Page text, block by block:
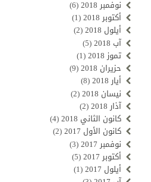
نوفمبر 2018
(6)
أكتوبر 2018
(1)
أيلول 2018
(2)
آب 2018
(5)
تموز 2018
(1)
حزيران 2018
(9)
أيار 2018
(8)
نيسان 2018
(2)
آذار 2018
(2)
كانون الثاني 2018
(4)
كانون الأول 2017
(2)
نوفمبر 2017
(3)
أكتوبر 2017
(5)
أيلول 2017
(1)